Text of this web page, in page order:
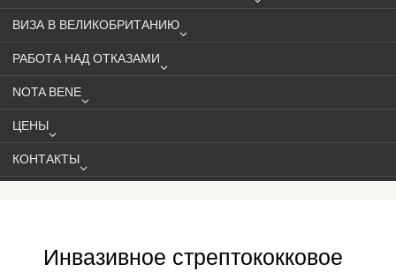
ВИЗА В ВЕЛИКОБРИТАНИЮ
РАБОТА НАД ОТКАЗАМИ
NOTA BENE
ЦЕНЫ
КОНТАКТЫ
Инвазивное стрептококковое